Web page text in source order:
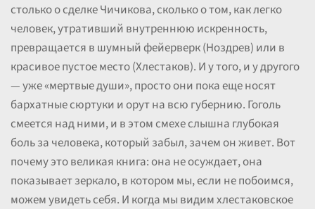
столько о сделке Чичикова, сколько о том, как легко
человек, утративший внутреннюю искренность,
превращается в шумный фейерверк (Ноздрев) или в
красивое пустое место (Хлестаков). И у того, и у другого
— уже «мертвые души», просто они пока еще носят
бархатные сюртуки и орут на всю губернию. Гоголь
смеется над ними, и в этом смехе слышна глубокая
боль за человека, который забыл, зачем он живет. Вот
почему это великая книга: она не осуждает, она
показывает зеркало, в котором мы, если не побоимся,
можем увидеть себя. И когда мы видим хлестаковское